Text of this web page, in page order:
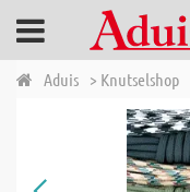
Aduis > Knutselshop